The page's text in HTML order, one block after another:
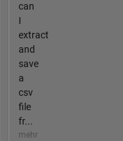
can
I
extract
and
save
a
csv
file
fr...
mehr